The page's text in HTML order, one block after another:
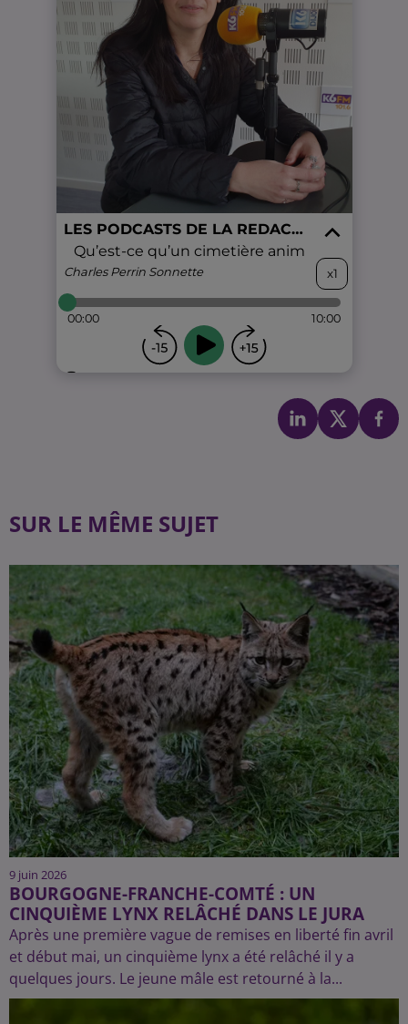
SUR LE MÊME SUJET
9 juin 2026
BOURGOGNE-FRANCHE-COMTÉ : UN
CINQUIÈME LYNX RELÂCHÉ DANS LE JURA
Après une première vague de remises en liberté fin avril
et début mai, un cinquième lynx a été relâché il y a
quelques jours. Le jeune mâle est retourné à la...